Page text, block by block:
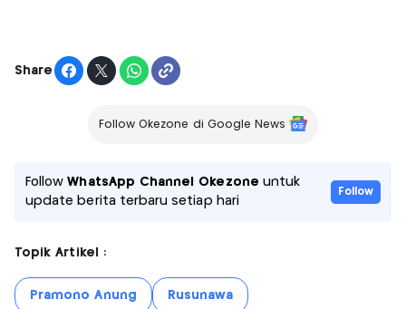
Share
Follow Okezone di Google News
FollowWhatsApp Channel Okezone untuk
update berita terbaru setiap hari
Follow
Topik Artikel :
Pramono Anung Rusunawa